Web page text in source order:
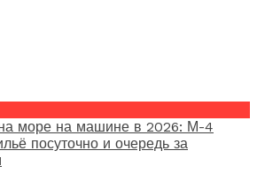
море на машине в 2026: М-4
посуточно и очередь за